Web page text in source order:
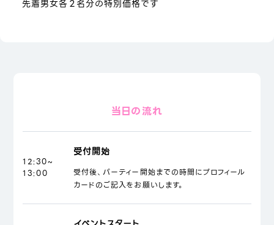
先着男女各２名分の特別価格です
当日の流れ
12:30~
13:00
受付開始
受付後、パーティー開始までの時間にプロフィール
カードのご記入をお願いします。